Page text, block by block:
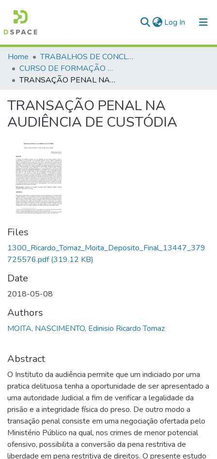
Log In (current)
Communities & Collections
All of DSpace
Home
TRABALHOS DE CONCLUSÃO DE CURSO - CFP (CURSO DE FORMAÇÃO DE PRAÇAS)
CURSO DE FORMAÇÃO DE PRAÇAS - CFP - 2018
TRANSAÇÃO PENAL NA AUDIÊNCIA DE CUSTÓDIA
TRANSAÇÃO PENAL NA
AUDIÊNCIA DE CUSTÓDIA
Files
1300_Ricardo_Tomaz_Moita_Deposito_Final_13447_379
725576.pdf(319.12 KB)
Date
2018-05-08
Authors
MOITA, NASCIMENTO, Edinisio Ricardo Tomaz
Abstract
O Instituto da audiência permite que um indiciado por uma
pratica delituosa tenha a oportunidade de ser apresentado a
uma autoridade Judicial a fim de verificar a legalidade da
prisão e a integridade física do preso. De outro modo a
transação penal consiste em uma negociação ofertada pelo
Ministério Público na qual, nos crimes de menor potencial
ofensivo, possibilita a conversão da pena restritiva de
liberdade em pena restritiva de direitos. O presente estudo